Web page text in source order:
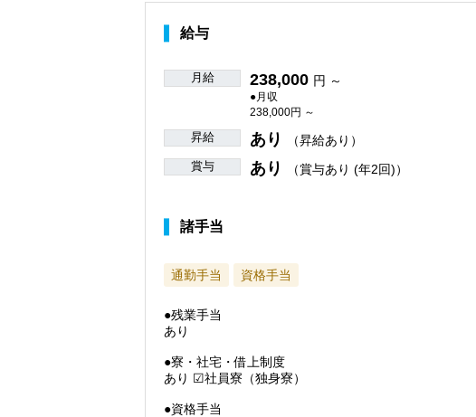
給与
月給 238,000 円 ～
●月収
238,000円 ～
昇給 あり （昇給あり）
賞与 あり （賞与あり (年2回)）
諸手当
通勤手当 資格手当
●残業手当
あり
●寮・社宅・借上制度
あり ☑社員寮（独身寮）
●資格手当